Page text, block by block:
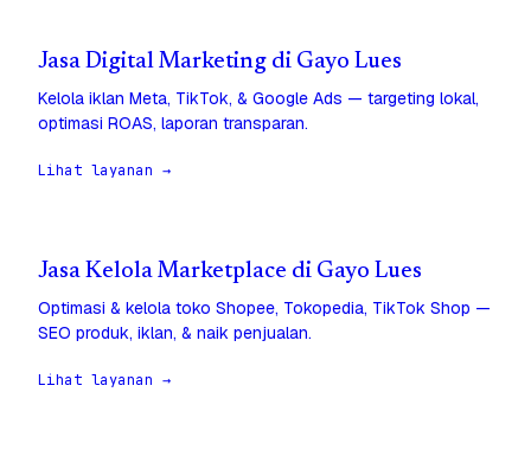
Jasa Digital Marketing di Gayo Lues
Kelola iklan Meta, TikTok, & Google Ads — targeting lokal,
optimasi ROAS, laporan transparan.
Lihat layanan →
Jasa Kelola Marketplace di Gayo Lues
Optimasi & kelola toko Shopee, Tokopedia, TikTok Shop —
SEO produk, iklan, & naik penjualan.
Lihat layanan →